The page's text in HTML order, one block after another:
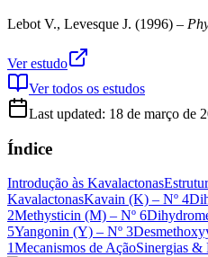
Lebot V., Levesque J. (1996) –
Ver estudo
Ver todos os estudos
Last updated: 18 de março de
Índice
Introdução às Kavalactonas
KavalactonasKavain (K) – Nº 4
2Methysticin (M) – Nº 6
5Yangonin (Y) – Nº 3
1Mecanismos de AçãoSinergias &